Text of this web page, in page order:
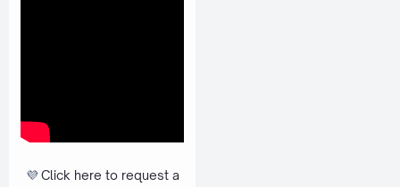
💜 Click here to request a